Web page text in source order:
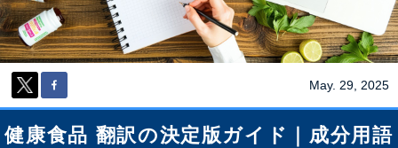
May. 29, 2025
健康食品 翻訳の決定版ガイド｜成分用語